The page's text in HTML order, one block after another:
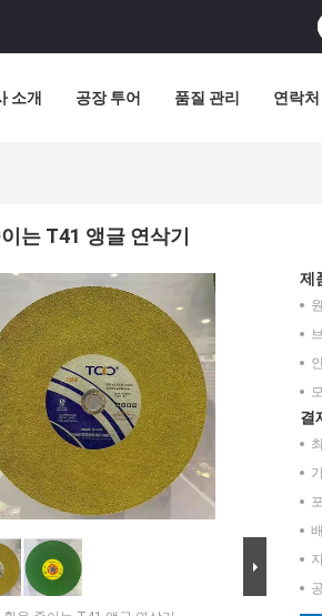
소개 공장 투어 품질 관리 연락처
는 T41 앵글 연삭기
제
결